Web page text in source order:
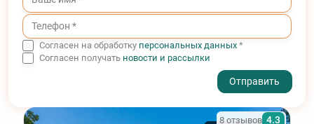
Согласен на обработку персональных данных*
Согласен получать новости и рассылки
8 отзывов 4.3